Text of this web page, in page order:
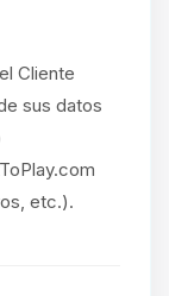
Cliente
sus datos
etc.).